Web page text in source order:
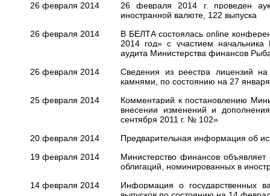
26 февраля 2014
26 февраля 2014 г. проведен
иностранной валюте, 122 выпуска
26 февраля 2014
В БЕЛТА состоялась online
2014 год» с участием начальника
аудита Министерства финансов
26 февраля 2014
Cведения из реестра лицензий
камнями, по состоянию на 27 января
25 февраля 2014
Комментарий к постановлению
внесении изменений и
сентября 2011 г. № 102»
20 февраля 2014
Предварительная информация об
19 февраля 2014
Министерство финансов
облигаций, номинированных в
14 февраля 2014
Информация о государственных